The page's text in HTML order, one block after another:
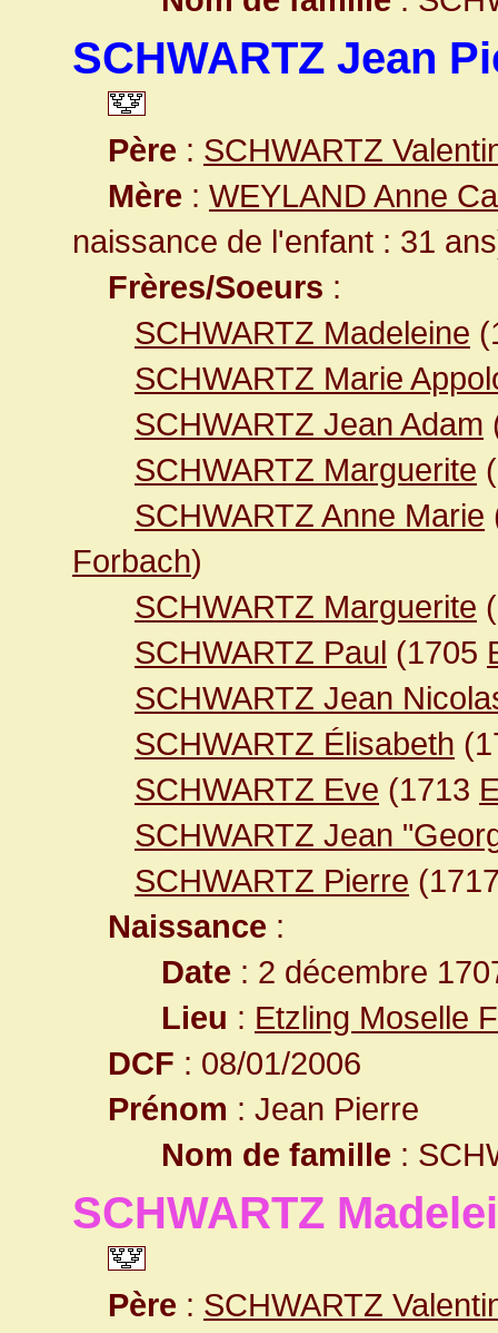
SCHWARTZ Jean
Père : SCHWARTZ
Mère : WEYLAND Anne
naissance de l'enfant : 31
Frères/Soeurs :
SCHWARTZ Madeleine
SCHWARTZ Marie
SCHWARTZ Jean Adam
SCHWARTZ Marguerite
SCHWARTZ Anne Marie
Forbach)
SCHWARTZ Marguerite
SCHWARTZ Paul (1705
SCHWARTZ Jean
SCHWARTZ Élisabeth
SCHWARTZ Eve (1713
SCHWARTZ Jean
SCHWARTZ Pierre
Naissance :
Date : 2 décembre
Lieu : Etzling Moselle
DCF : 08/01/2006
Prénom : Jean Pierre
Nom de famille :
SCHWARTZ
Père : SCHWARTZ